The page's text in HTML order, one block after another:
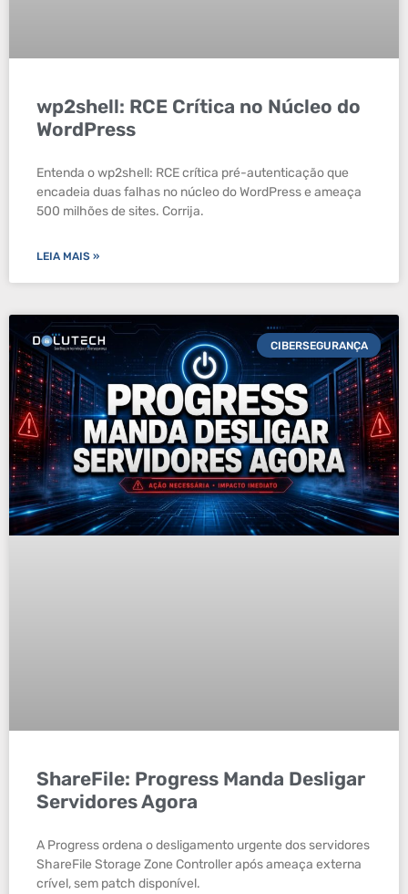
wp2shell: RCE Crítica no Núcleo do
WordPress
Entenda o wp2shell: RCE crítica pré-autenticação que
encadeia duas falhas no núcleo do WordPress e ameaça
500 milhões de sites. Corrija.
LEIA MAIS »
CIBERSEGURANÇA
ShareFile: Progress Manda Desligar
Servidores Agora
A Progress ordena o desligamento urgente dos servidores
ShareFile Storage Zone Controller após ameaça externa
crível, sem patch disponível.